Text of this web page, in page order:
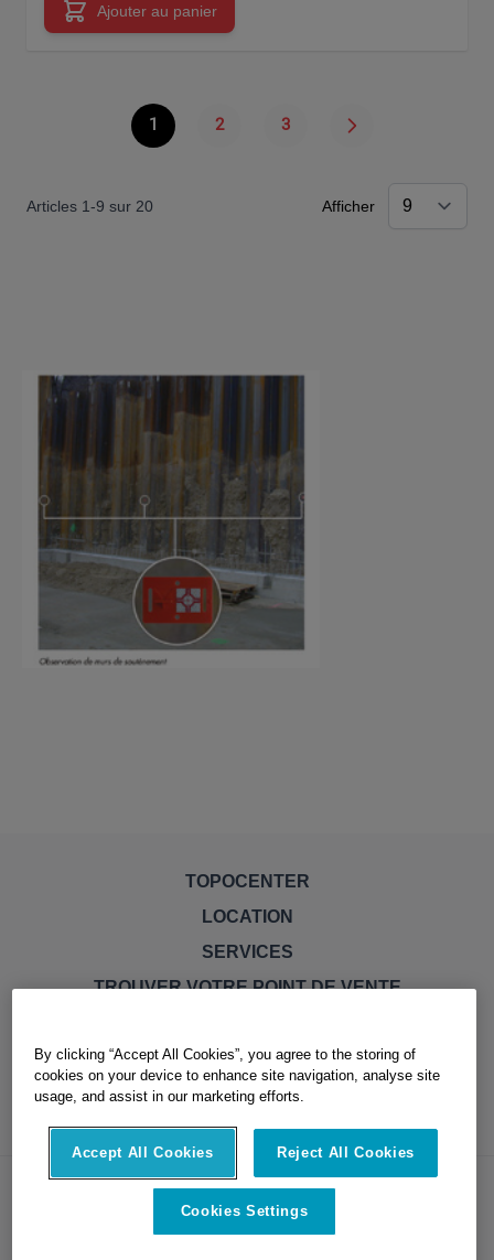
Ajouter au panier
Articles 1-9 sur 20
Vous lisez actuellement la page
1 Page
2 Page
3
Afficher
TOPOCENTER
LOCATION
SERVICES
TROUVER VOTRE POINT DE VENTE
© Topocenter. All Rights Reserved
By clicking “Accept All Cookies”, you agree to the storing of
cookies on your device to enhance site navigation, analyse site
usage, and assist in our marketing efforts.
Accept All Cookies Reject All Cookies
Cookies Settings